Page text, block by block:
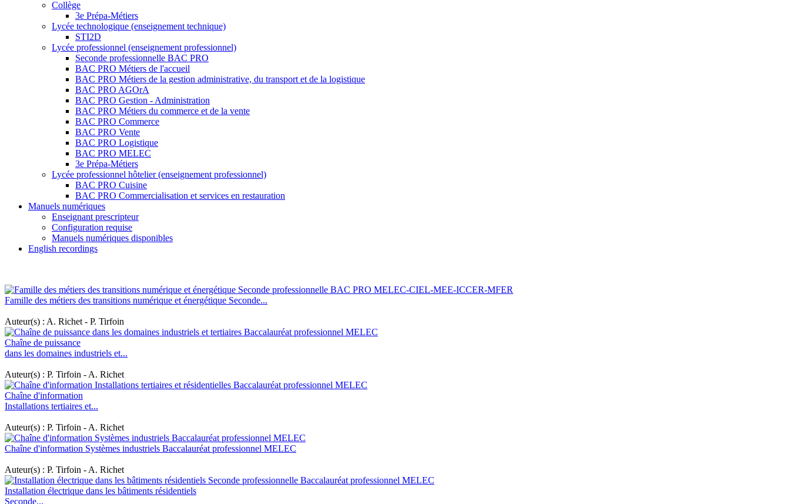
Collège
3e Prépa-Métiers
Lycée technologique (enseignement technique)
STI2D
Lycée professionnel (enseignement professionnel)
Seconde professionnelle BAC PRO
BAC PRO Métiers de l'accueil
BAC PRO Métiers de la gestion administrative, du transport et de la logistique
BAC PRO AGOrA
BAC PRO Gestion - Administration
BAC PRO Métiers du commerce et de la vente
BAC PRO Commerce
BAC PRO Vente
BAC PRO Logistique
BAC PRO MELEC
3e Prépa-Métiers
Lycée professionnel hôtelier (enseignement professionnel)
BAC PRO Cuisine
BAC PRO Commercialisation et services en restauration
Manuels numériques
Enseignant prescripteur
Configuration requise
Manuels numériques disponibles
English recordings
Famille des métiers des transitions numérique et énergétique Seconde...
Auteur(s) : A. Richet - P. Tirfoin
Chaîne de puissance
dans les domaines industriels et...
Auteur(s) : P. Tirfoin - A. Richet
Chaîne d'information
Installations tertiaires et...
Auteur(s) : P. Tirfoin - A. Richet
Chaîne d'information Systèmes industriels Baccalauréat professionnel MELEC
Auteur(s) : P. Tirfoin - A. Richet
Installation électrique dans les bâtiments résidentiels
Seconde...